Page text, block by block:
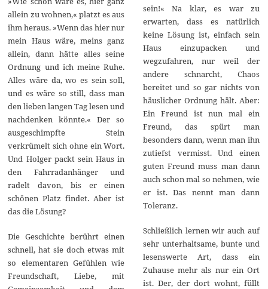
allein zu wohnen,« platzt es aus
ihm heraus. »Wenn das hier nur
mein Haus wäre, meins ganz
allein, dann hätte alles seine
Ordnung und ich meine Ruhe.
Alles wäre da, wo es sein soll,
und es wäre so still, dass man
den lieben langen Tag lesen und
nachdenken könnte.« Der so
ausgeschimpfte Stein
verkrümelt sich ohne ein Wort.
Und Holger packt sein Haus in
den Fahrradanhänger und
radelt davon, bis er einen
schönen Platz findet. Aber ist
das die Lösung?
Die Geschichte berührt einen
schnell, hat sie doch etwas mit
so elementaren Gefühlen wie
Freundschaft, Liebe, mit
sein!« Na klar, es war zu
erwarten, dass es natürlich
keine Lösung ist, einfach sein
Haus einzupacken und
wegzufahren, nur weil der
andere schnarcht, Chaos
bereitet und so gar nichts von
häuslicher Ordnung hält. Aber:
Ein Freund ist nun mal ein
Freund, das spürt man
besonders dann, wenn man ihn
zutiefst vermisst. Und einen
guten Freund muss man dann
auch schon mal so nehmen, wie
er ist. Das nennt man dann
Toleranz.
Schließlich lernen wir auch auf
sehr unterhaltsame, bunte und
lesenswerte Art, dass ein
Zuhause mehr als nur ein Ort
ist. Der, der dort wohnt, füllt